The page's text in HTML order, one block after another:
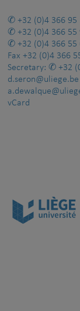
+32 (0)4 366 95
+32 (0)4 366 55
+32 (0)4 366 55
Fax +32 (0)4 366
Secretary:
+32
d.seron@uliege.be
vCard